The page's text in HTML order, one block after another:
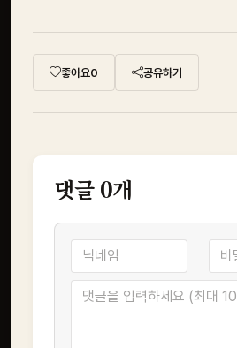
좋아요0 공유하기
댓글 0개